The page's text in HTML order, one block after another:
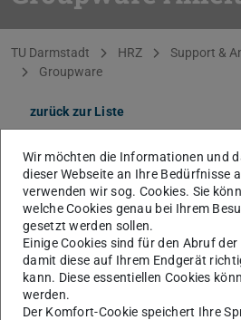
Sie befinden sich hier:
TU Darmstadt HRZ Support &
Groupware
zurück zur Liste
Outlook 2013
Konfiguration und Nutzung
Outlook 2013.
Wir möchten die Informationen und
dieser Webseite an Ihre Bedürfnisse
verwenden wir sog. Cookies. Sie
welche Cookies genau bei Ihrem
gesetzt werden sollen.
Einige Cookies sind für den Abruf
damit diese auf Ihrem Endgerät
kann. Diese essentiellen Cookies
werden.
Der Komfort-Cookie speichert Ihre